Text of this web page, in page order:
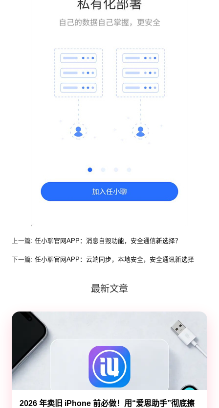
上一篇: 任小聊官网APP：消息自毁功能，安全通信新选择？
下一篇: 任小聊官网APP：云端同步，本地安全，安全通讯新选择
最新文章
2026 年卖旧 iPhone 前必做！用“爱思助手”彻底擦